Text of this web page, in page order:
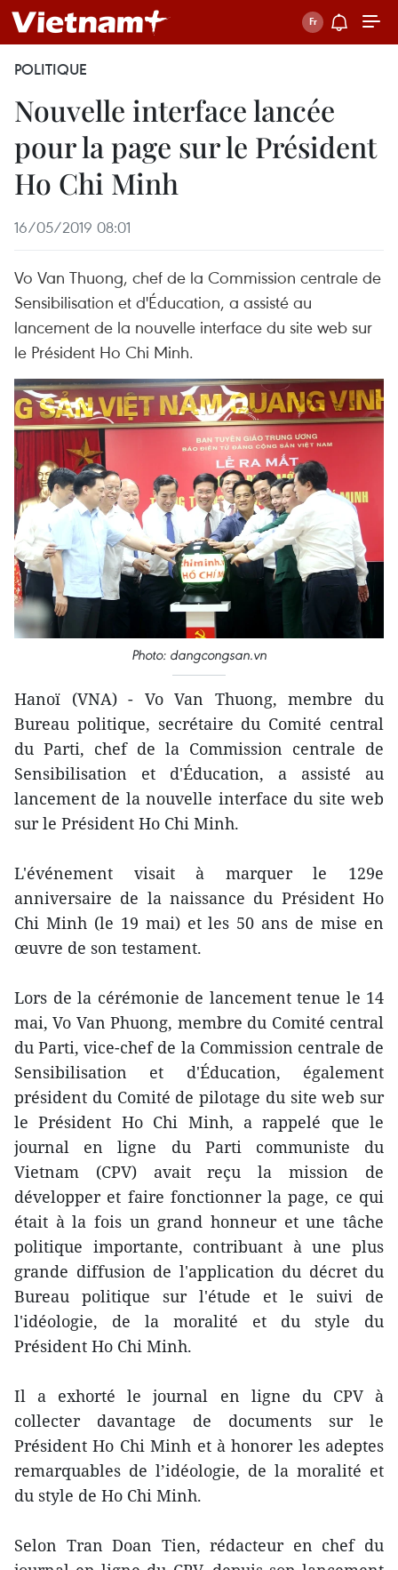
POLITIQUE
Nouvelle interface lancée
pour la page sur le Président
Ho Chi Minh
16/05/2019 08:01
Vo Van Thuong, chef de la Commission centrale de
Sensibilisation et d'Éducation, a assisté au
lancement de la nouvelle interface du site web sur
le Président Ho Chi Minh.
Photo: dangcongsan.vn
Hanoï (VNA) - Vo Van Thuong, membre du
Bureau politique, secrétaire du Comité central
du Parti, chef de la Commission centrale de
Sensibilisation et d'Éducation, a assisté au
lancement de la nouvelle interface du site web
sur le Président Ho Chi Minh.
L'événement visait à marquer le 129e
anniversaire de la naissance du Président Ho
Chi Minh (le 19 mai) et les 50 ans de mise en
œuvre de son testament.
Lors de la cérémonie de lancement tenue le 14
mai, Vo Van Phuong, membre du Comité central
du Parti, vice-chef de la Commission centrale de
Sensibilisation et d'Éducation, également
président du Comité de pilotage du site web sur
le Président Ho Chi Minh, a rappelé que le
journal en ligne du Parti communiste du
Vietnam (CPV) avait reçu la mission de
développer et faire fonctionner la page, ce qui
était à la fois un grand honneur et une tâche
politique importante, contribuant à une plus
grande diffusion de l'application du décret du
Bureau politique sur l'étude et le suivi de
l'idéologie, de la moralité et du style du
Président Ho Chi Minh.
Il a exhorté le journal en ligne du CPV à
collecter davantage de documents sur le
Président Ho Chi Minh et à honorer les adeptes
remarquables de l’idéologie, de la moralité et
du style de Ho Chi Minh.
Selon Tran Doan Tien, rédacteur en chef du